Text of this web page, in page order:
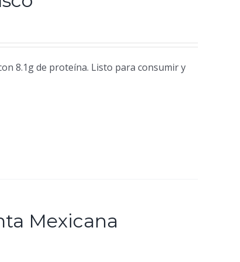
8.1g de proteína. Listo para consumir y
Mexicana